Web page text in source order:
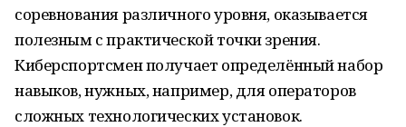
соревнования различного уровня, оказывается
полезным с практической точки зрения.
Киберспортсмен получает определённый набор
навыков, нужных, например, для операторов
сложных технологических установок.